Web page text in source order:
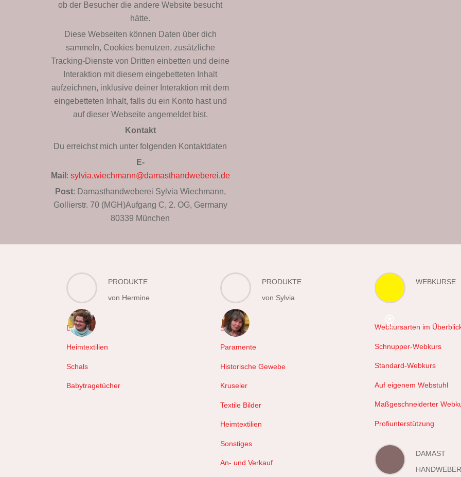
ob der Besucher die andere Website besucht
hätte.
Diese Webseiten können Daten über dich
sammeln, Cookies benutzen, zusätzliche
Tracking-Dienste von Dritten einbetten und deine
Interaktion mit diesem eingebetteten Inhalt
aufzeichnen, inklusive deiner Interaktion mit dem
eingebetteten Inhalt, falls du ein Konto hast und
auf dieser Webseite angemeldet bist.
Kontakt
Du erreichst mich unter folgenden Kontaktdaten
E-
Mail : sylvia.wiechmann@damasthandweberei.de
Post: Damasthandweberei Sylvia Wiechmann,
Gollierstr. 70 (MGH)Aufgang C, 2. OG, Germany
80339 München
PRODUKTE
von Hermine
Decken
Heimtextilien
Schals
Babytragetücher
PRODUKTE
von Sylvia
Schals
Paramente
Historische Gewebe
Kruseler
Textile Bilder
Heimtextilien
Sonstiges
An- und Verkauf
WEBKURSE
Webkursarten im
Schnupper-Webkurs
Standard-Webkurs
Auf eigenem Webstuhl
Maßgeschneiderter
Profiunterstützung
DAMAST